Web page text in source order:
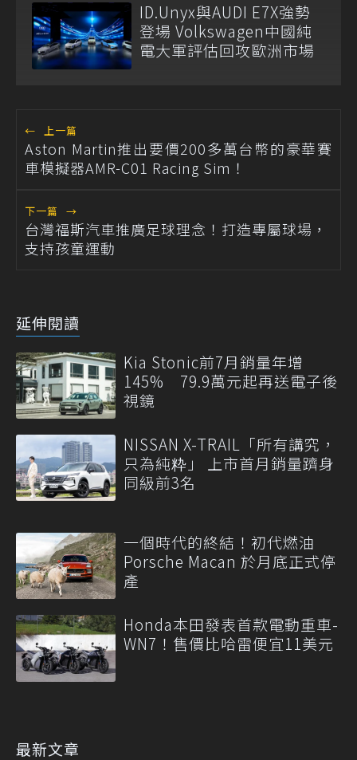
ID.Unyx與AUDI E7X強勢
登場 Volkswagen中國純
電大軍評估回攻歐洲市場
← 上一篇
Aston Martin推出要價200多萬台幣的豪華賽
車模擬器AMR-C01 Racing Sim！
下一篇 →
台灣福斯汽車推廣足球理念！打造專屬球場，
支持孩童運動
延伸閱讀
Kia Stonic前7月銷量年增
145% 79.9萬元起再送電子後
視鏡
NISSAN X-TRAIL「所有講究，
只為純粋」 上市首月銷量躋身
同級前3名
一個時代的終結！初代燃油
Porsche Macan 於月底正式停
產
Honda本田發表首款電動重車-
WN7！售價比哈雷便宜11美元
最新文章